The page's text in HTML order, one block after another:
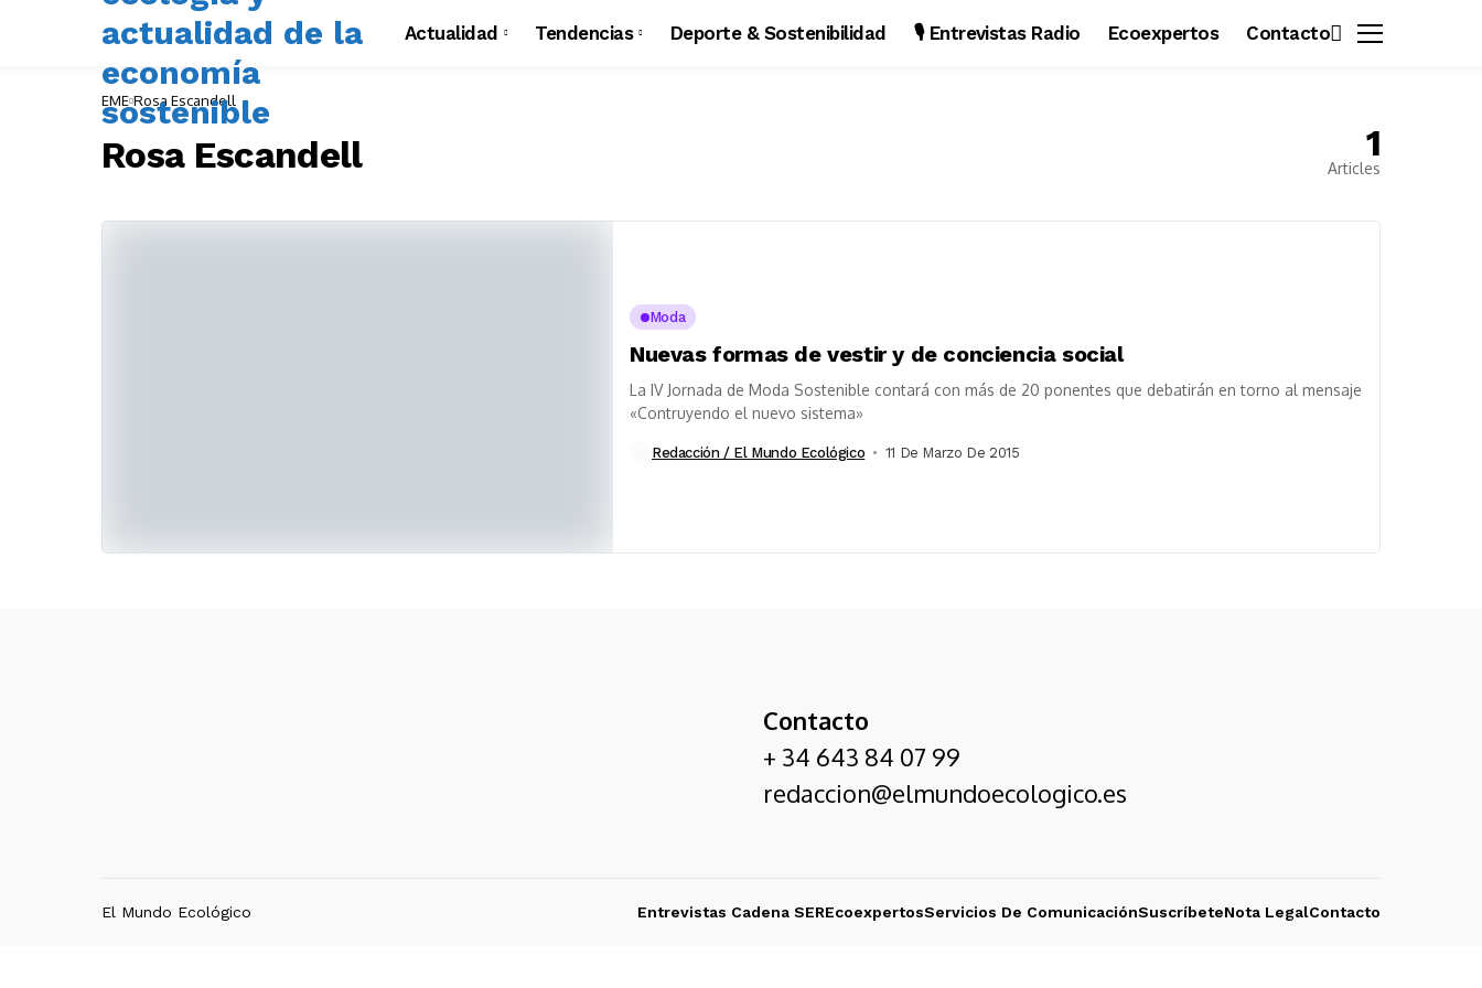
Actualidad Tendencias Deporte & Sostenibilidad 🎙️ Entrevistas Radio Ecoexpertos Contacto
EME Rosa Escandell
Rosa Escandell 1
Articles
Moda
Nuevas formas de vestir y de conciencia social
La IV Jornada de Moda Sostenible contará con más de 20 ponentes que debatirán en torno al mensaje
«Contruyendo el nuevo sistema»
Redacción / El Mundo Ecológico 11 De Marzo De 2015
Contacto
+ 34 643 84 07 99
redaccion@elmundoecologico.es
El Mundo Ecológico Entrevistas Cadena SEREcoexpertosServicios De ComunicaciónSuscríbeteNota LegalContacto